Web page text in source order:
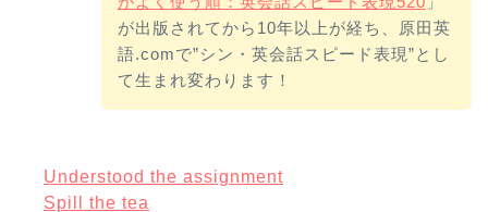
が出版されてから10年以上が経ち、原田英
語.comで”シン・英会話スピード表現”とし
て生まれ変わります！
Understood the assignment
Spill the tea